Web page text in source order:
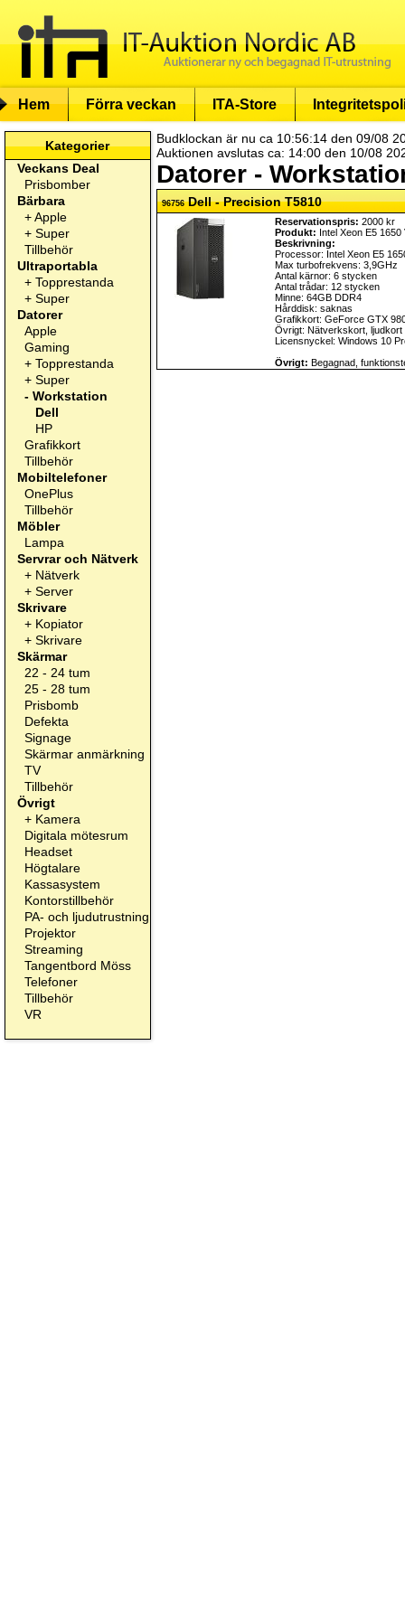
Hem Förra veckan ITA-Store
Kategorier
Veckans Deal
Prisbomber
Bärbara
+Apple
+ Super
Tillbehör
Ultraportabla
+ Topprestanda
+ Super
Datorer
Apple
Gaming
+ Topprestanda
+ Super
- Workstation
Dell
HP
Grafikkort
Tillbehör
Mobiltelefoner
OnePlus
Tillbehör
Möbler
Lampa
Servrar och Nätverk
+ Nätverk
+ Server
Skrivare
+ Kopiator
+ Skrivare
Skärmar
22 - 24 tum
25 - 28 tum
Prisbomb
Defekta
Signage
Skärmar anmärkning
TV
Tillbehör
Övrigt
+ Kamera
Digitala mötesrum
Headset
Högtalare
Kassasystem
Kontorstillbehör
PA- och ljudutrustning
Projektor
Streaming
Tangentbord Möss
Telefoner
Tillbehör
VR
Budklockan är nu ca 10:56:14 den 09/08
Auktionen avslutas ca: 14:00 den 10/08
Datorer -
96756Dell - Precision T5810
Reservationspris: 2000 kr
Produkt: Intel Xeon E5
Beskrivning:
Processor: Intel Xeon E5
Max turbofrekvens: 3,9GHz
Antal kärnor: 6 stycken
Antal trådar: 12 stycken
Minne: 64GB DDR4
Hårddisk: saknas
Grafikkort: GeForce GTX
Övrigt: Nätverkskort, ljudkort
Licensnyckel: Windows 10
Övrigt: Begagnad,